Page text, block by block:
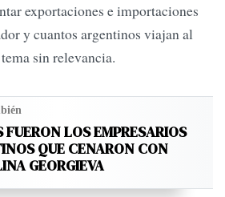
exportaciones e importaciones
y cuantos argentinos viajan al
sin relevancia.
FUERON LOS EMPRESARIOS
QUE CENARON CON
GEORGIEVA